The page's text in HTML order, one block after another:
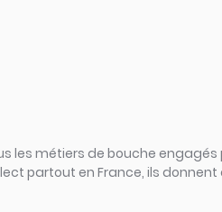
les métiers de bouche
partout en France, ils